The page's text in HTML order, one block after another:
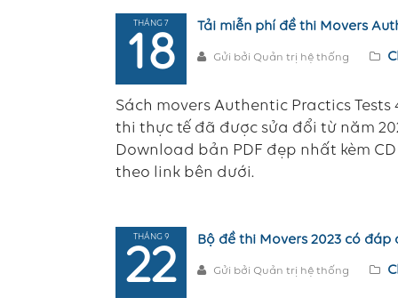
THÁNG 7
18
Tải miễn phí đề thi Movers
Gửi bởi Quản trị hệ thống
Sách movers Authentic Practics
thi thực tế đã được sửa đổi từ năm
Download bản PDF đẹp nhất kèm
theo link bên dưới.
THÁNG 9
22
Bộ đề thi Movers 2023 có đáp
Gửi bởi Quản trị hệ thống